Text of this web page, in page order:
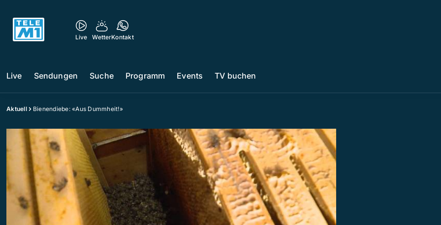
Live WetterKontakt
Live Sendungen Suche Programm Events TV buchen
Aktuell Bienendiebe: «Aus Dummheit!»